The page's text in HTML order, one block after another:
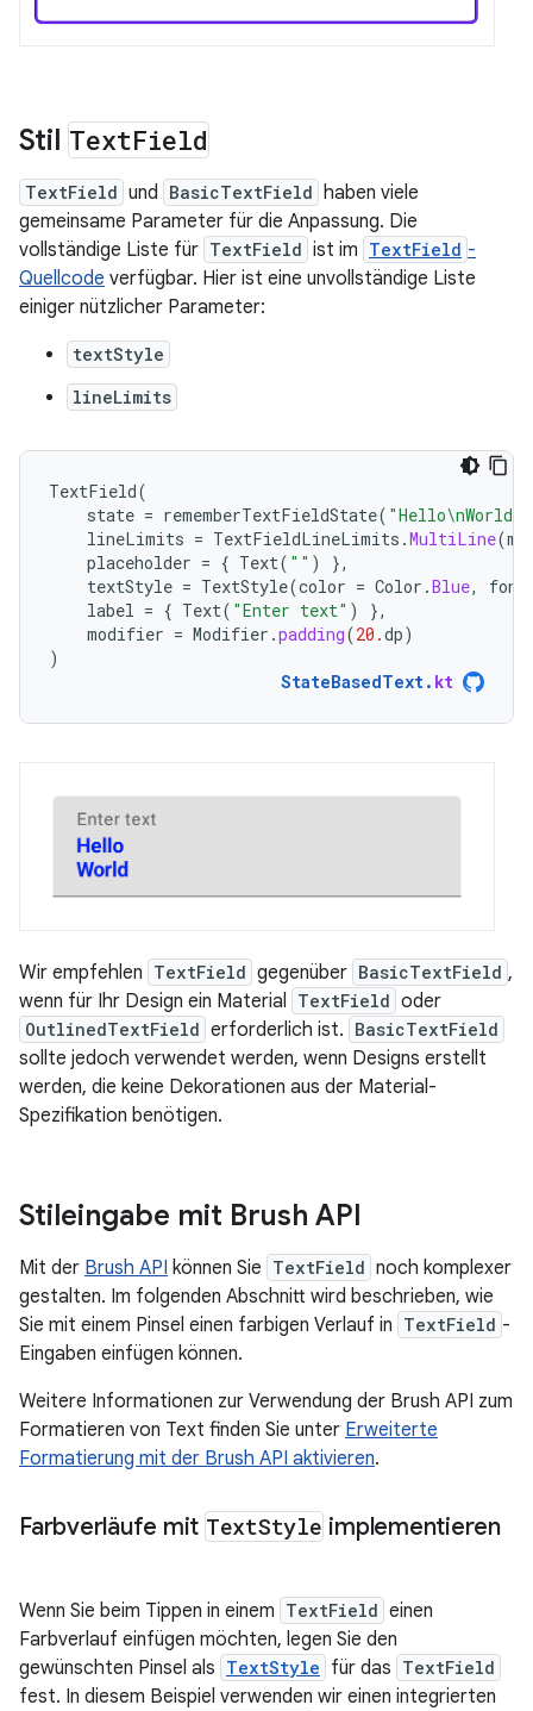
Stil TextField
TextField und BasicTextField
haben viele
gemeinsame Parameter für die Anpassung. Die
vollständige Liste für TextField ist im TextField -
Quellcode verfügbar. Hier ist eine unvollständige Liste
einiger nützlicher Parameter:
textStyle
lineLimits
TextField(
state = rememberTextFieldState(
lineLimits = TextFieldLineLimits .MultiLine(
placeholder = { Text( "" )
},
textStyle = TextStyle(color = Color .Blue,
label = { Text( "Enter text" )
},
modifier = Modifier .padding(20.dp)
)
StateBasedText. kt
Wir empfehlen TextField gegenüber BasicTextField ,
wenn für Ihr Design ein Material TextField oder
OutlinedTextField erforderlich ist. BasicTextField
sollte jedoch verwendet werden, wenn Designs erstellt
werden, die keine Dekorationen aus der Material-
Spezifikation benötigen.
Stileingabe mit Brush API
Mit der Brush API können Sie TextField noch komplexer
gestalten. Im folgenden Abschnitt wird beschrieben, wie
Sie mit einem Pinsel einen farbigen Verlauf in TextField -
Eingaben einfügen können.
Weitere Informationen zur Verwendung der Brush API zum
Formatieren von Text finden Sie unter Erweiterte
Formatierung mit der Brush API aktivieren.
Farbverläufe mit TextStyle implementieren
Wenn Sie beim Tippen in einem TextField einen
Farbverlauf einfügen möchten, legen Sie den
gewünschten Pinsel als TextStyle für das TextField
fest. In diesem Beispiel verwenden wir einen integrierten